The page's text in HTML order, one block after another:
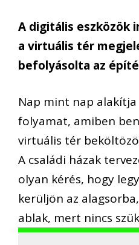
A digitális eszközök
a virtuális tér
befolyásolta az
Nap mint nap alakítja
folyamat, amiben
virtuális tér
A családi házak
olyan kérés, hogy
kerüljön az
ablak, mert nincs